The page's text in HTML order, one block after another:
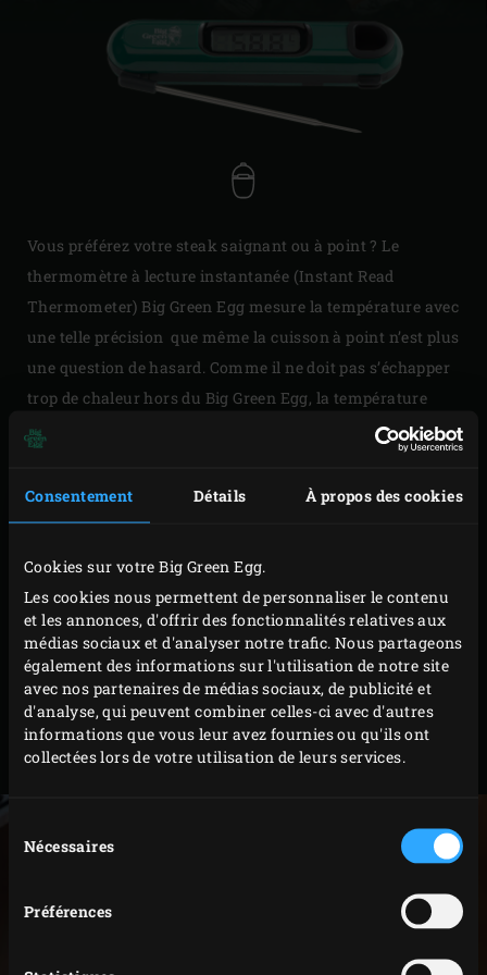
Consentement Détails À propos des cookies
Cookies sur votre Big Green Egg.
Les cookies nous permettent de personnaliser le contenu
et les annonces, d'offrir des fonctionnalités relatives aux
médias sociaux et d'analyser notre trafic. Nous partageons
également des informations sur l'utilisation de notre site
avec nos partenaires de médias sociaux, de publicité et
d'analyse, qui peuvent combiner celles-ci avec d'autres
informations que vous leur avez fournies ou qu'ils ont
collectées lors de votre utilisation de leurs services.
duNécessaires
Préférences
Vous préférez votre steak saignant ou à point ? Le
thermomètre à lecture instantanée (Instant Read
Thermometer) Big Green Egg mesure la température avec
une telle précision que même la cuisson à point n’est plus
une question de hasard. Comme il ne doit pas s’échapper
trop de chaleur hors du Big Green Egg, la température
(jusqu’à 232 °C) peut être vérifiée en 3 à 4 secondes maxi.
En plus, l’écran suit le mouvement de rotation quand
vous tournez le thermomètre pour lire la température.
Fourni avec une housse pratique qui fera des envieux.
Votre recette est indiquée en Fahrenheit (°F) ? Pas de
souci, cet accessoire hyper malin convertit les degrés
Fahrenheit en degrés Celsius. Consultez le tableau des
températures idéales conseillées pour quelques plats de
base. Rapide et précis : toutes les qualités du parfait
assistant !
119575